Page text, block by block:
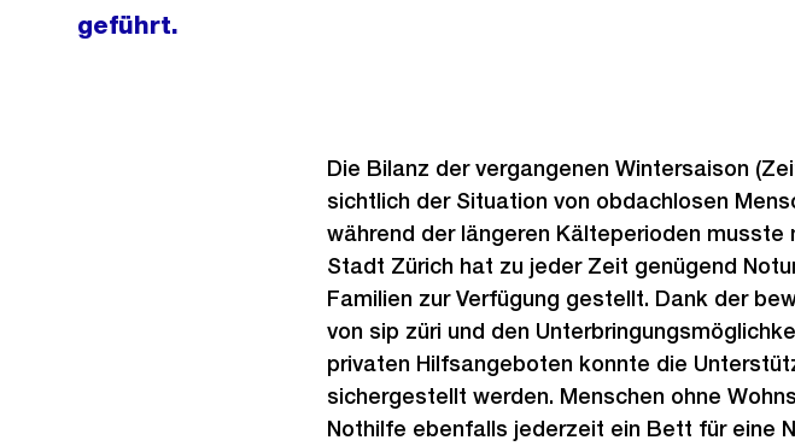
geführt.
Die Bilanz der vergangenen Wintersaison
sichtlich der Situation von obdachlosen
während der längeren Kälteperioden
Stadt Zürich hat zu jeder Zeit genügend
Familien zur Verfügung gestellt. Dank der
von sip züri und den
privaten Hilfsangeboten konnte die
sichergestellt werden. Menschen ohne
Nothilfe ebenfalls jederzeit ein Bett für eine